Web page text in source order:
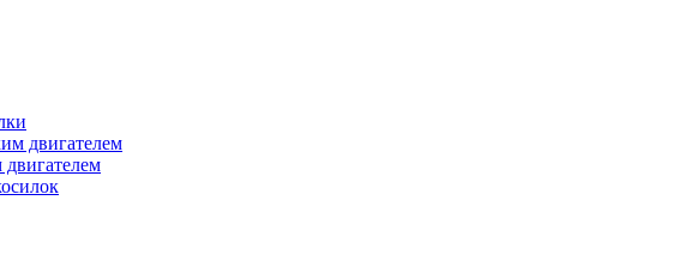
двигателем